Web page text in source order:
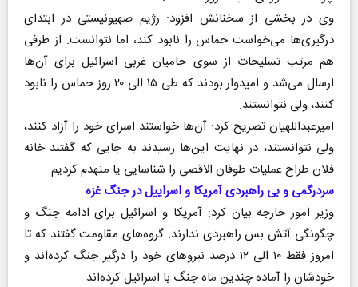
وی در بخشی از سخنانش افزود: رژیم صهیونیستی در ابتدای
درگیری‌ها می‌خواست حماس را نابود کند، اما نتوانست. از طرفی
هم مرتب تسلیحات از سوی حامیان غربی اسرائیل برای آن‌ها
ارسال می‌شد و امیدوار بودند که طی ۱۵ الی ۲۰ روز حماس را نابود
کنند، ولی نتوانستند.
امیرعبداللهیان تصریح کرد: آن‌ها خواستند اسرای خود را آزاد کنند،
ولی نتوانستند، در نهایت این‌ها رسیدند به جایی که گفتند خانه
فلان طراح عملیات طوفان الاقصی را شناسایی یا منهدم کردیم.
سردرگمی و بی راهبردی آمریکا و اسراییل در جنگ غزه
وزیر امور خارجه بیان کرد: آمریکا و اسرائیل برای ادامه جنگ و
چگونگی آتش بس راهبردی ندارند. گروه‌های مقاومت گفتند که تا
امروز فقط ۱۰ الی ۱۲ درصد نیرو‌های خود را درگیر جنگ کرده‌اند و
خودشان را آماده چندین ماه جنگ با اسرائیل کرده‌اند.